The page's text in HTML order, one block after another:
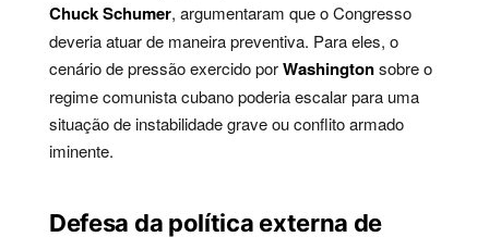
Chuck Schumer, argumentaram que o Congresso
deveria atuar de maneira preventiva. Para eles, o
cenário de pressão exercido porWashingtonsobre o
regime comunista cubano poderia escalar para uma
situação de instabilidade grave ou conflito armado
iminente.
Defesa da política externa de